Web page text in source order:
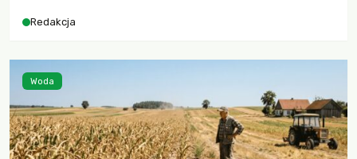
niezwykle korzystne rozwiązania dla przyrody i zwierząt,
funkcjonowania łowiectwa w Polsce.
Redakcja
Woda